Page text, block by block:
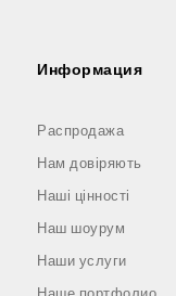
Информация
Распродажа
Нам довіряють
Наші цінності
Наш шоурум
Наши услуги